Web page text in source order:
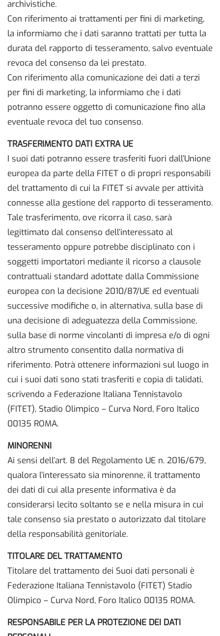
archivistiche.
Con riferimento ai trattamenti per fini di marketing,
la informiamo che i dati saranno trattati per tutta la
durata del rapporto di tesseramento, salvo eventuale
revoca del consenso da lei prestato.
Con riferimento alla comunicazione dei dati a terzi
per fini di marketing, la informiamo che i dati
potranno essere oggetto di comunicazione fino alla
eventuale revoca del tuo consenso.
TRASFERIMENTO DATI EXTRA UE
I suoi dati potranno essere trasferiti fuori dall’Unione
europea da parte della FITET o di propri responsabili
del trattamento di cui la FITET si avvale per attività
connesse alla gestione del rapporto di tesseramento.
Tale trasferimento, ove ricorra il caso, sarà
legittimato dal consenso dell’interessato al
tesseramento oppure potrebbe disciplinato con i
soggetti importatori mediante il ricorso a clausole
contrattuali standard adottate dalla Commissione
europea con la decisione 2010/87/UE ed eventuali
successive modifiche o, in alternativa, sulla base di
una decisione di adeguatezza della Commissione,
sulla base di norme vincolanti di impresa e/o di ogni
altro strumento consentito dalla normativa di
riferimento. Potrà ottenere informazioni sul luogo in
cui i suoi dati sono stati trasferiti e copia di talidati,
scrivendo a Federazione Italiana Tennistavolo
(FITET), Stadio Olimpico – Curva Nord, Foro Italico
00135 ROMA.
MINORENNI
Ai sensi dell’art. 8 del Regolamento UE n. 2016/679,
qualora l’interessato sia minorenne, il trattamento
dei dati di cui alla presente informativa è da
considerarsi lecito soltanto se e nella misura in cui
tale consenso sia prestato o autorizzato dal titolare
della responsabilità genitoriale.
TITOLARE DEL TRATTAMENTO
Titolare del trattamento dei Suoi dati personali è
Federazione Italiana Tennistavolo (FITET) Stadio
Olimpico – Curva Nord, Foro Italico 00135 ROMA.
RESPONSABILE PER LA PROTEZIONE DEI DATI